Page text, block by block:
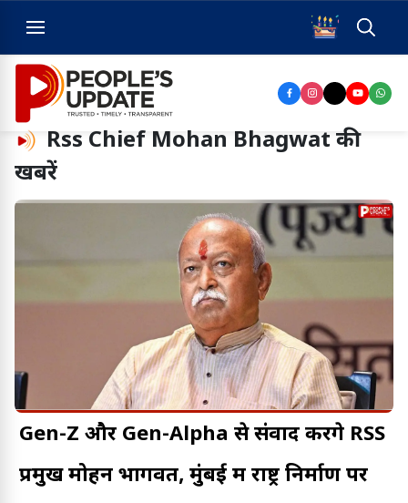
Rss Chief Mohan Bhagwat की
खबरें
Gen-Z और Gen-Alpha से संवाद करेंगे RSS
प्रमुख मोहन भागवत, मुंबई में राष्ट्र निर्माण पर